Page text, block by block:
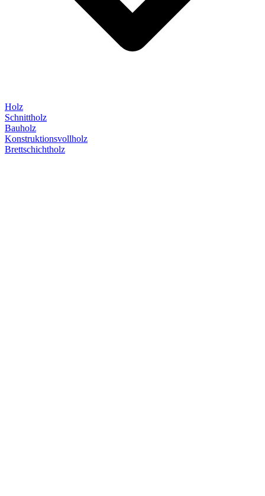
Holz
Schnittholz
Bauholz
Konstruktionsvollholz
Brettschichtholz